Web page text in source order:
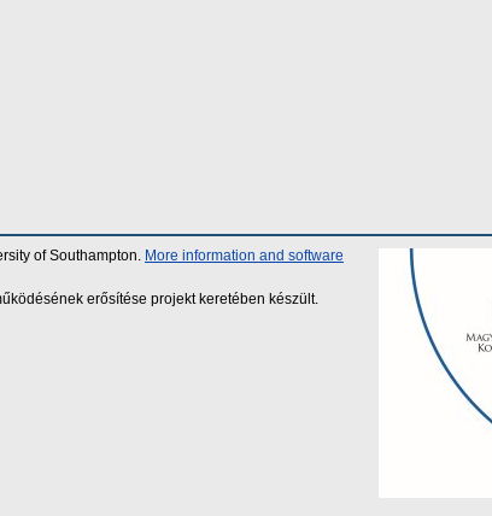
of Southampton.
More information and software
erősítése projekt keretében készült.